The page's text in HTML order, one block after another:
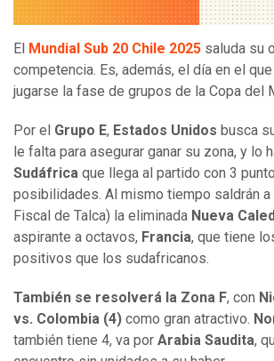
El Mundial Sub 20 Chile 2025 saluda su
competencia. Es, además, el día en el
jugarse la fase de grupos de la Copa del
Por el Grupo E, Estados Unidos busca
le falta para asegurar ganar su zona, y lo
Sudáfrica que llega al partido con 3
posibilidades. Al mismo tiempo saldrán a
Fiscal de Talca) la eliminada Nueva
aspirante a octavos, Francia, que tiene
positivos que los sudafricanos.
También se resolverá la Zona F, con
vs. Colombia (4) como gran atractivo.
también tiene 4, va por Arabia Saudita,